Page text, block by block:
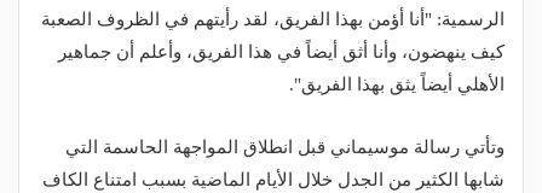
الرسمية: "أنا أؤمن بهذا الفريق، لقد رأيتهم في الظروف الصعبة
كيف ينهضون، وأنا أثق أيضاً في هذا الفريق، وأعلم أن جماهير
الأهلي أيضاً يثق بهذا الفريق".
وتأتي رسالة موسيماني قبل انطلاق المواجهة الحاسمة التي
شابها الكثير من الجدل خلال الأيام الماضية بسبب امتناع الكاف